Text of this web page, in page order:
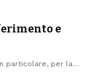
e
particolare, per la…